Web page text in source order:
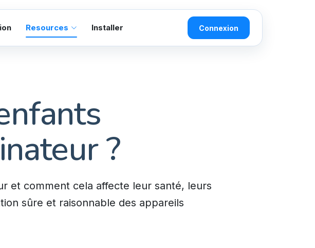
Resources Installer Connexion
?
et comment cela affecte leur santé, leurs
sûre et raisonnable des appareils